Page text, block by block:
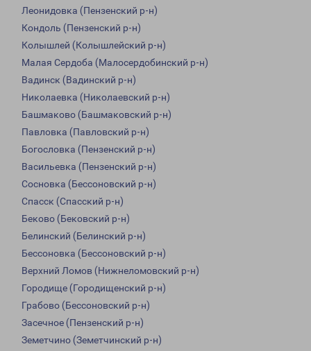
Леонидовка (Пензенский р-н)
Кондоль (Пензенский р-н)
Колышлей (Колышлейский р-н)
Малая Сердоба (Малосердобинский р-н)
Вадинск (Вадинский р-н)
Николаевка (Николаевский р-н)
Башмаково (Башмаковский р-н)
Павловка (Павловский р-н)
Богословка (Пензенский р-н)
Васильевка (Пензенский р-н)
Сосновка (Бессоновский р-н)
Спасск (Спасский р-н)
Беково (Бековский р-н)
Белинский (Белинский р-н)
Бессоновка (Бессоновский р-н)
Верхний Ломов (Нижнеломовский р-н)
Городище (Городищенский р-н)
Грабово (Бессоновский р-н)
Засечное (Пензенский р-н)
Земетчино (Земетчинский р-н)